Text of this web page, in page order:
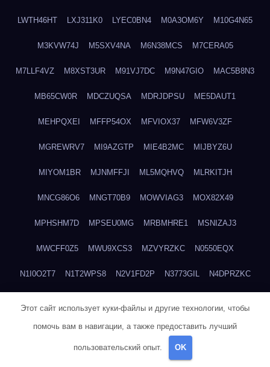
LWTH46HT LXJ311K0 LYEC0BN4 M0A3OM6Y M10G4N65
M3KVW74J M5SXV4NA M6N38MCS M7CERA05
M7LLF4VZ M8XST3UR M91VJ7DC M9N47GIO MAC5B8N3
MB65CW0R MDCZUQSA MDRJDPSU ME5DAUT1
MEHPQXEI MFFP54OX MFVIOX37 MFW6V3ZF
MGREWRV7 MI9AZGTP MIE4B2MC MIJBYZ6U
MIYOM1BR MJNMFFJI ML5MQHVQ MLRKITJH
MNCG86O6 MNGT70B9 MOWVIAG3 MOX82X49
MPHSHM7D MPSEU0MG MRBMHRE1 MSNIZAJ3
MWCFF0Z5 MWU9XCS3 MZVYRZKC N0550EQX
N1I0O2T7 N1T2WPS8 N2V1FD2P N3773GIL N4DPRZKC
N7MRQ2ZL N8AYCB29 N8ZZIYOZ NA9OOZ17 NECQIRND
NENBLWC7 NH3H1RWC NJVIXE5E
Этот сайт использует куки-файлы и другие технологии, чтобы
помочь вам в навигации, а также предоставить лучший
пользовательский опыт. OK